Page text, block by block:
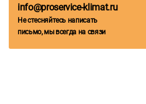
info@proservice-klimat.ru
Не стесняйтесь написать
письмо, мы всегда на связи